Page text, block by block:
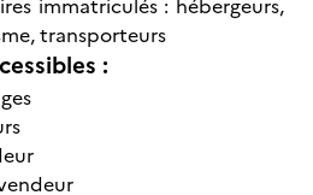
: hébergeurs,
transporteurs
: